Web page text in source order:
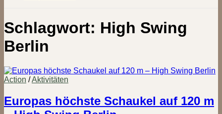
Schlagwort: High Swing
Berlin
Action /Aktivitäten
Europas höchste Schaukel auf 120 m